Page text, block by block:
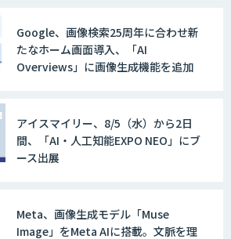
AI・DXコンサルティング伴走支援サービ
FUNNELシリーズ
AI受託開発（データ分析・画像認識）
Google、画像検索25周年に合わせ新
たなホーム画面導入、「AI
Overviews」に画像生成機能を追加
アイスマイリー、8/5（水）から2日
間、「AI・人工知能EXPO NEO」にブ
ース出展
Meta、画像生成モデル「Muse
Image」をMeta AIに搭載。文脈を理